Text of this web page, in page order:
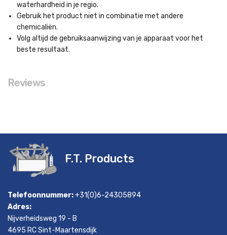
waterhardheid in je regio.
Gebruik het product niet in combinatie met andere
chemicaliën.
Volg altijd de gebruiksaanwijzing van je apparaat voor het
beste resultaat.
Reviews
F.T. Products
Telefoonnummer:+31(0)6-24305894
Adres:
Nijverheidsweg 19 - B
4695 RC Sint-Maartensdijk